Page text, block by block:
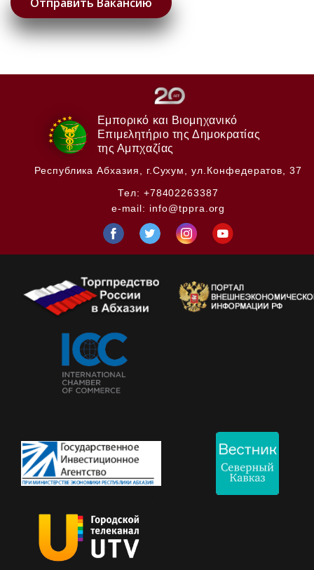
Εμπορικό και Βιομηχανικό
Επιμελητήριο της Δημοκρατίας
της Αμπχαζίας
Республика Абхазия,
г.Сухум, ул.Конфедератов, 37
Тел: +78402263387
e-mail: info@tppra.org